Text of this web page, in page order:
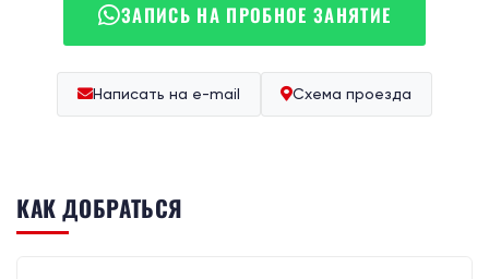
ЗАПИСЬ НА ПРОБНОЕ ЗАНЯТИЕ
Написать на e-mail Схема проезда
КАК ДОБРАТЬСЯ